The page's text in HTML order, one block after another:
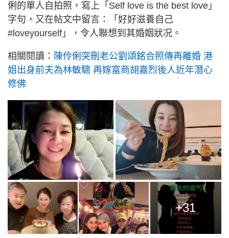
俐的單人自拍照，寫上「Self love is the best love」
字句，又在帖文中留言：「好好滋養自己
#loveyourself」，令人聯想到其婚姻狀况。
相關閱讀： 陳伶俐突刪老公劉頌銘合照傳再離婚 港
姐出身前夫為林敏驄 再嫁富商胡嘉烈後人近年潛心
修佛
+31